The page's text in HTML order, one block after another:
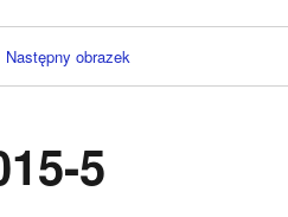
Następny obrazek
5